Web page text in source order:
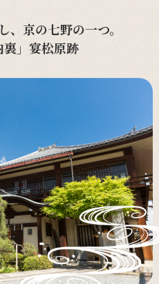
、京の七野の一つ。
」宴松原跡